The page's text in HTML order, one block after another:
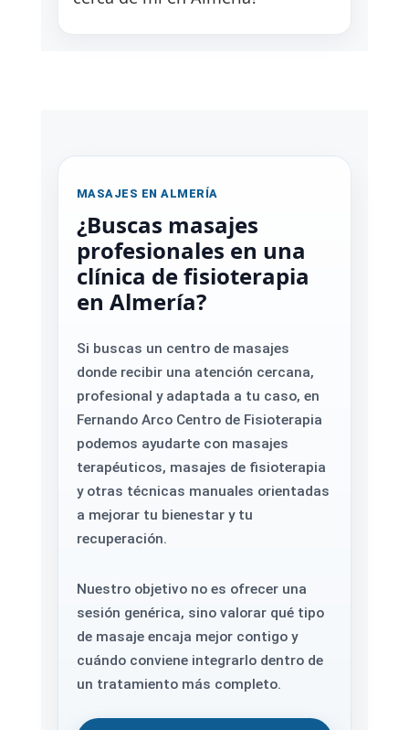
MASAJES EN ALMERÍA
¿Buscas masajes
profesionales en una
clínica de fisioterapia
en Almería?
Si buscas un centro de masajes
donde recibir una atención cercana,
profesional y adaptada a tu caso, en
Fernando Arco Centro de Fisioterapia
podemos ayudarte con masajes
terapéuticos, masajes de fisioterapia
y otras técnicas manuales orientadas
a mejorar tu bienestar y tu
recuperación.
Nuestro objetivo no es ofrecer una
sesión genérica, sino valorar qué tipo
de masaje encaja mejor contigo y
cuándo conviene integrarlo dentro de
un tratamiento más completo.